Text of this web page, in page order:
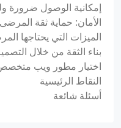
إمكانية الوصول ضرورة
الأمان: حماية ثقة المرضى
الميزات التي يحتاجها
بناء الثقة من خلال
اختيار مطور ويب
النقاط الرئيسية
أسئلة شائعة